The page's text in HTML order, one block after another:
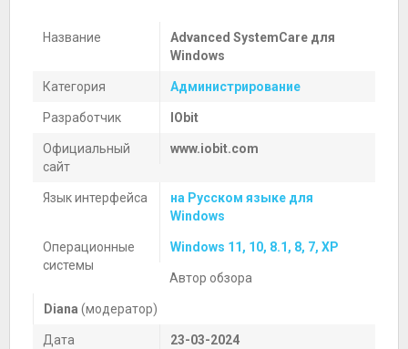
Название
Advanced SystemCare для
Windows
Категория Администрирование
Разработчик IObit
Официальный
сайт
www.iobit.com
Язык интерфейса
на Русском языке для
Windows
Операционные
системы
Windows 11, 10, 8.1, 8, 7, XP
Автор обзора
Diana (модератор)
Дата
23-03-2024